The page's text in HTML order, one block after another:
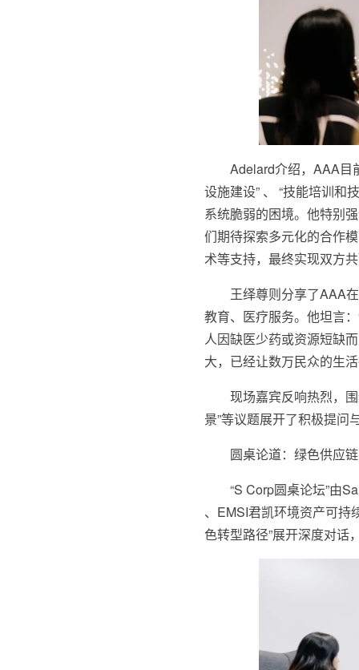
Adelard介绍，AAA目
设施建设” 、 “技能培训和
系统脆弱的困境。他特别
们期待探索多元化的合作
术等支持，最终实现双方
王绎尊则分享了AAA
教育、医疗服务。他坦言
人因缺医少药或资源短缺
大，已经让数万民众的生
现场嘉宾反响热烈，
景”等议题展开了积极提问
圆桌论道：绿色供应
“S Corp圆桌论坛”由
、EMSI君凯环境资产可持
色转型路径”展开深度对话